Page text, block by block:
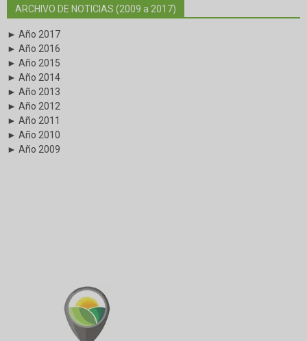
ARCHIVO DE NOTICIAS (2009 a 2017)
► Año 2017
► Año 2016
► Año 2015
► Año 2014
► Año 2013
► Año 2012
► Año 2011
► Año 2010
► Año 2009